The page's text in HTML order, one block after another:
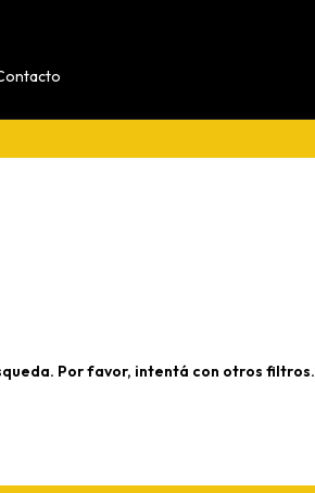
Por favor, intentá con otros filtros.